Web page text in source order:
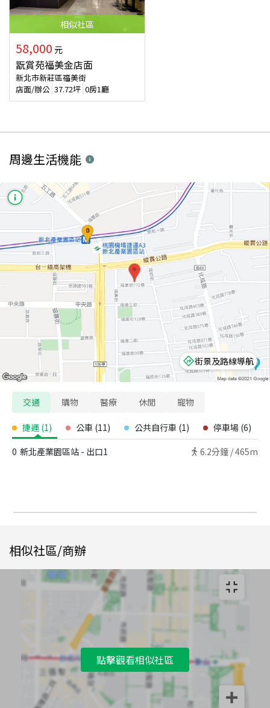
相似社區
58,000 元
翫賞苑福美金店面
新北市新莊區福美街
店面/辦公 37.72坪 0房1廳
周邊生活機能
街景及路線導航
交通 購物 醫療 休閒 寵物
捷運 (1) 公車 (11) 公共自行車 (1) 停車場 (6)
0 新北產業園區站 - 出口1 6.2分鐘 /465m
相似社區/商辦
點擊觀看相似社區